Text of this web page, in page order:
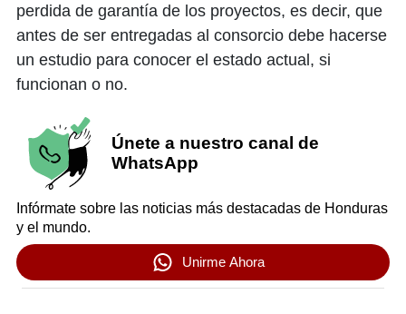
perdida de garantía de los proyectos, es decir, que
antes de ser entregadas al consorcio debe hacerse
un estudio para conocer el estado actual, si
funcionan o no.
Únete a nuestro canal de
WhatsApp
Infórmate sobre las noticias más destacadas de Honduras
y el mundo.
Unirme Ahora